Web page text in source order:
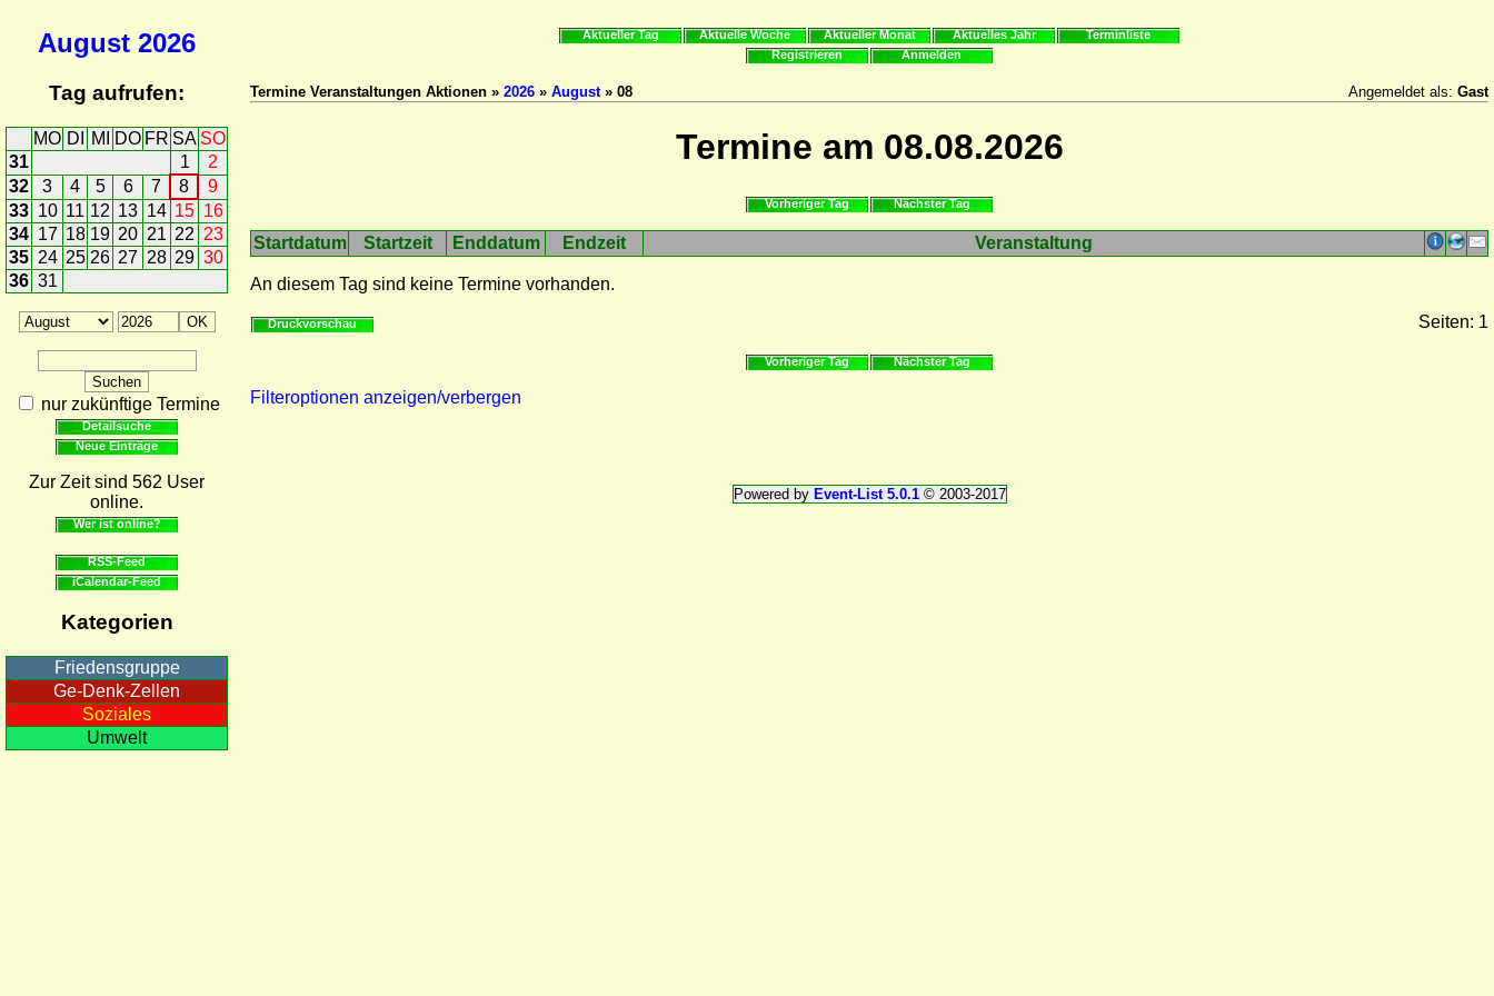
August 2026
Tag aufrufen:
MO DI MI DO FR SA SO
31
1
2
32
3 4 5 6 7 8
9
33 10 11 12 13 14 15 16
34 17 18 19 20 21 22 23
35 24 25 26 27 28 29 30
36 31
nur zukünftige Termine
Detailsuche
Neue Einträge
Zur Zeit sind 562 User
online.
Wer ist online?
RSS-Feed
iCalendar-Feed
Kategorien
Friedensgruppe
Ge-Denk-Zellen
Soziales
Umwelt
Aktueller Tag Aktuelle Woche Aktueller Monat Aktuelles Jahr
Terminliste
Registrieren
Anmelden
Termine Veranstaltungen Aktionen » 2026 » August» 08 Angemeldet als: Gast
Termine am 08.08.2026
Vorheriger Tag Nächster Tag
Startdatum Startzeit Enddatum Endzeit Veranstaltung
An diesem Tag sind keine Termine vorhanden.
Druckvorschau Seiten: 1
Vorheriger Tag Nächster Tag
Filteroptionen anzeigen/verbergen
Powered by Event-List 5.0.1© 2003-2017